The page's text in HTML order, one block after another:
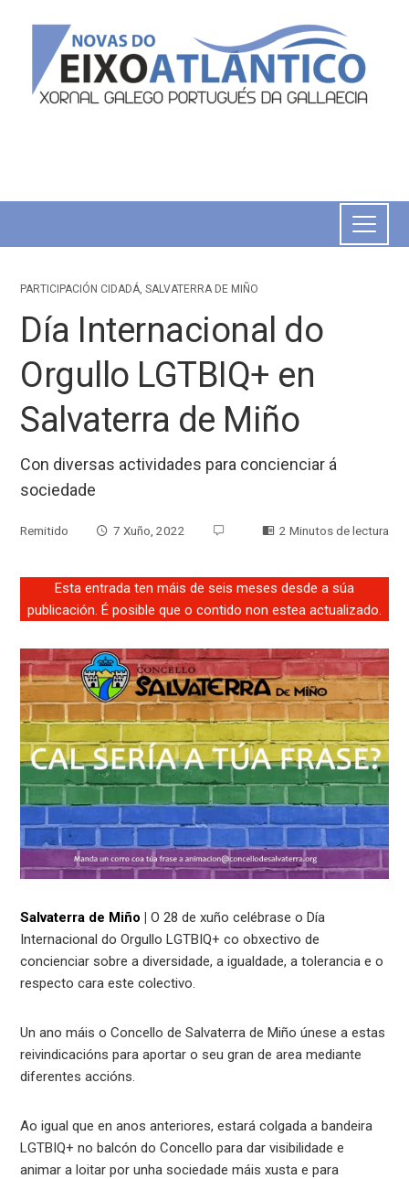
PARTICIPACIÓN CIDADÁ,SALVATERRA DE MIÑO
Día Internacional do
Orgullo LGTBIQ+ en
Salvaterra de Miño
Con diversas actividades para concienciar á
sociedade
Remitido 7 Xuño, 2022 2 Minutos de lectura
Esta entrada ten máis de seis meses desde a súa
publicación. É posible que o contido non estea actualizado.
Salvaterra de Miño | O 28 de xuño celébrase o Día
Internacional do Orgullo LGTBIQ+ co obxectivo de
concienciar sobre a diversidade, a igualdade, a tolerancia e o
respecto cara este colectivo.
Un ano máis o Concello de Salvaterra de Miño únese a estas
reivindicacións para aportar o seu gran de area mediante
diferentes accións.
Ao igual que en anos anteriores, estará colgada a bandeira
LGTBIQ+ no balcón do Concello para dar visibilidade e
animar a loitar por unha sociedade máis xusta e para